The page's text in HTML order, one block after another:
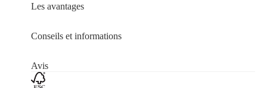
Les avantages
Conseils et informations
Avis